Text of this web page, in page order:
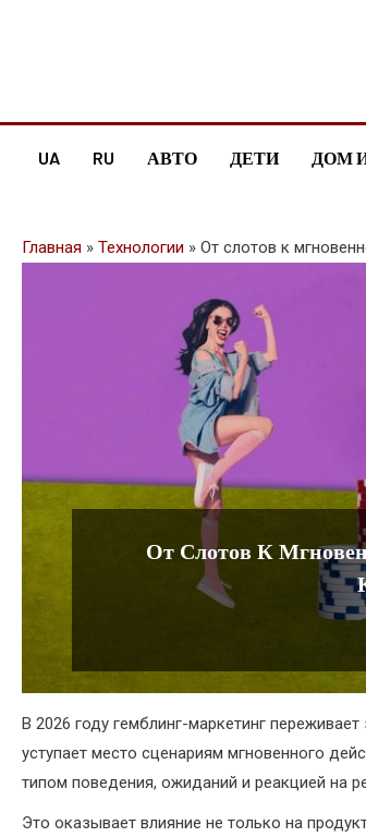
UA RU АВТО ДЕТИ ДОМ
Главная » Технологии » От слотов к
От Слотов К
В 2026 году гемблинг-маркетинг
уступает место сценариям мгновенного
типом поведения, ожиданий и реакцией на
Это оказывает влияние не только на